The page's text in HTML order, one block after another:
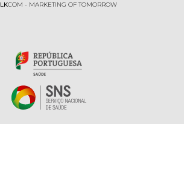
LKCOM - MARKETING OF TOMORROW